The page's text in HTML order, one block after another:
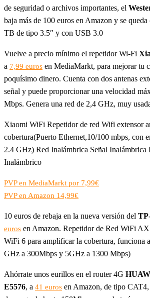
de seguridad o archivos importantes, el
baja más de 100 euros en Amazon y se queda
TB de tipo 3.5″ y con USB 3.0
Vuelve a precio mínimo el repetidor Wi-Fi
a 7,99 euros en MediaMarkt, para mejorar tu
poquísimo dinero. Cuenta con dos antenas
señal y puede proporcionar una velocidad
Mbps. Genera una red de 2,4 GHz, muy
Xiaomi WiFi Repetidor de red Wifi extensor
cobertura(Puerto Ethernet,10/100 mbps, con
2.4 GHz) Red Inalámbrica Señal Inalámbrica
Inalámbrico
PVP en MediaMarkt por 7,99€
PVP en Amazon 14,99€
10 euros de rebaja en la nueva versión del
euros en Amazon. Repetidor de Red WiFi
WiFi 6 para amplificar la cobertura, funciona
GHz a 300Mbps y 5GHz a 1300 Mbps)
Ahórrate unos eurillos en el router 4G
E5576, a 41 euros en Amazon, de tipo